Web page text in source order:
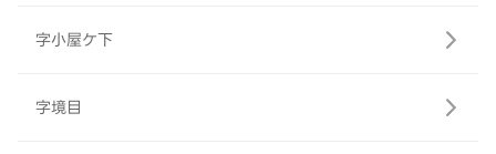
字小屋ケ下
字境目